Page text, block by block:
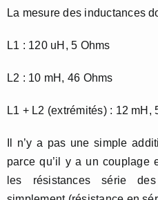
La mesure des inductances
L1 : 120 uH, 5 Ohms
L2 : 10 mH, 46 Ohms
L1 + L2 (extrémités) : 12 mH,
Il n’y a pas une simple
parce qu’il y a un couplage
les résistances série des